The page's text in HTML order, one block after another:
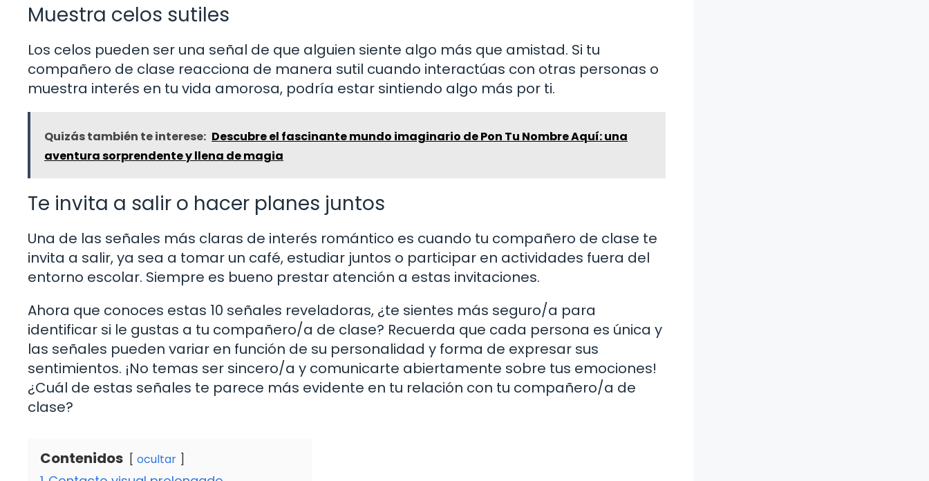
Muestra celos sutiles
Los celos pueden ser una señal de que alguien siente algo más que amistad. Si tu
compañero de clase reacciona de manera sutil cuando interactúas con otras personas o
muestra interés en tu vida amorosa, podría estar sintiendo algo más por ti.
Quizás también te interese: Descubre el fascinante mundo imaginario de Pon Tu Nombre Aquí: una
aventura sorprendente y llena de magia
Te invita a salir o hacer planes juntos
Una de las señales más claras de interés romántico es cuando tu compañero de clase te
invita a salir, ya sea a tomar un café, estudiar juntos o participar en actividades fuera del
entorno escolar. Siempre es bueno prestar atención a estas invitaciones.
Ahora que conoces estas 10 señales reveladoras, ¿te sientes más seguro/a para
identificar si le gustas a tu compañero/a de clase? Recuerda que cada persona es única y
las señales pueden variar en función de su personalidad y forma de expresar sus
sentimientos. ¡No temas ser sincero/a y comunicarte abiertamente sobre tus emociones!
¿Cuál de estas señales te parece más evidente en tu relación con tu compañero/a de
clase?
Contenidos ocultar